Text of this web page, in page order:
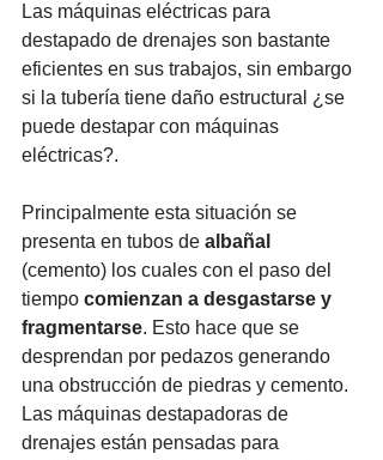
Las máquinas eléctricas para
destapado de drenajes son bastante
eficientes en sus trabajos, sin embargo
si la tubería tiene daño estructural ¿se
puede destapar con máquinas
eléctricas?.
Principalmente esta situación se
presenta en tubos de albañal
(cemento) los cuales con el paso del
tiempo comienzan a desgastarse y
fragmentarse. Esto hace que se
desprendan por pedazos generando
una obstrucción de piedras y cemento.
Las máquinas destapadoras de
drenajes están pensadas para